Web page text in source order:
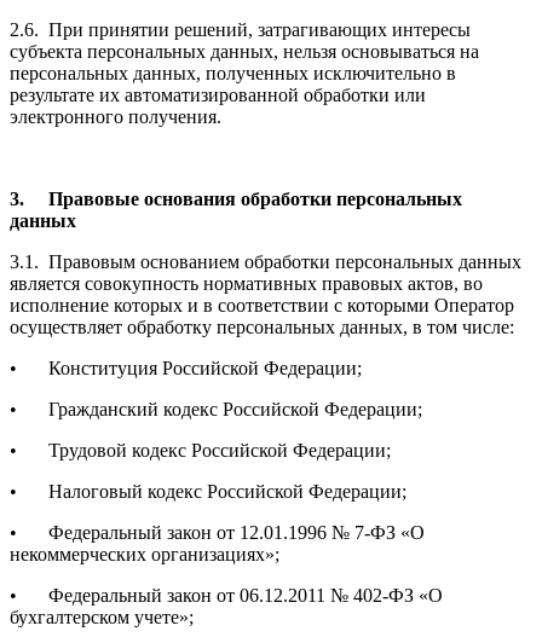
2.6. При принятии решений, затрагивающих интересы
субъекта персональных данных, нельзя основываться на
персональных данных, полученных исключительно в
результате их автоматизированной обработки или
электронного получения.
3.
Правовые основания обработки персональных
данных
3.1. Правовым основанием обработки персональных данных
является совокупность нормативных правовых актов, во
исполнение которых и в соответствии с которыми Оператор
осуществляет обработку персональных данных, в том числе:
•
Конституция Российской Федерации;
•
Гражданский кодекс Российской Федерации;
•
Трудовой кодекс Российской Федерации;
•
Налоговый кодекс Российской Федерации;
•
Федеральный закон от 12.01.1996 № 7-ФЗ «О
некоммерческих организациях»;
•
Федеральный закон от 06.12.2011 № 402-ФЗ «О
бухгалтерском учете»;